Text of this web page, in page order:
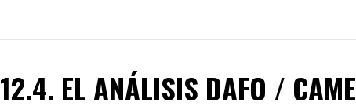
12.4. EL ANÁLISIS DAFO / CAME